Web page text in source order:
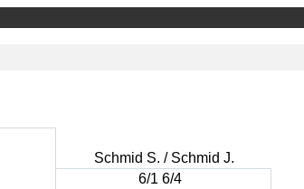
Schmid S. / Schmid J.
6/1 6/4